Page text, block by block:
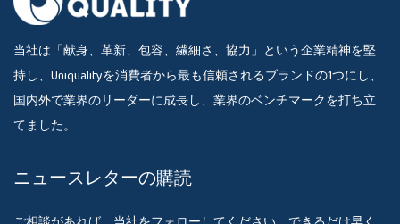
当社は「献身、革新、包容、繊細さ、協力」という企業精神を堅
持し、Uniqualityを消費者から最も信頼されるブランドの1つにし、
国内外で業界のリーダーに成長し、業界のベンチマークを打ち立
てました。
ニュースレターの購読